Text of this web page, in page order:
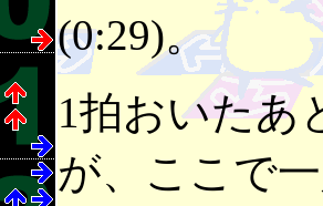
(0:29)。
1拍おいた
が、ここで